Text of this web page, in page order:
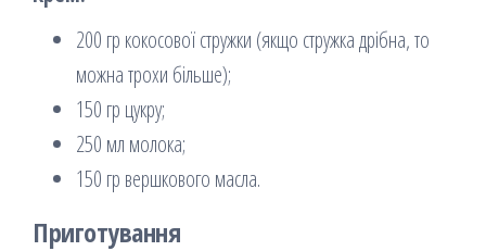
200 гр кокосової стружки (якщо стружка дрібна, то
можна трохи більше);
150 гр цукру;
250 мл молока;
150 гр вершкового масла.
Приготування